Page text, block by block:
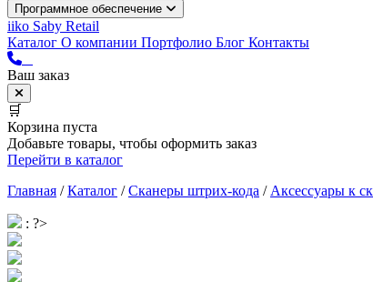
Программное обеспечение
iiko Saby Retail
Каталог О компании Портфолио Блог Контакты
Ваш заказ
🛒
Корзина пуста
Добавьте товары, чтобы оформить заказ
Перейти в каталог
Главная /Каталог /Сканеры штрих-кода / Аксессуары к
: ?>